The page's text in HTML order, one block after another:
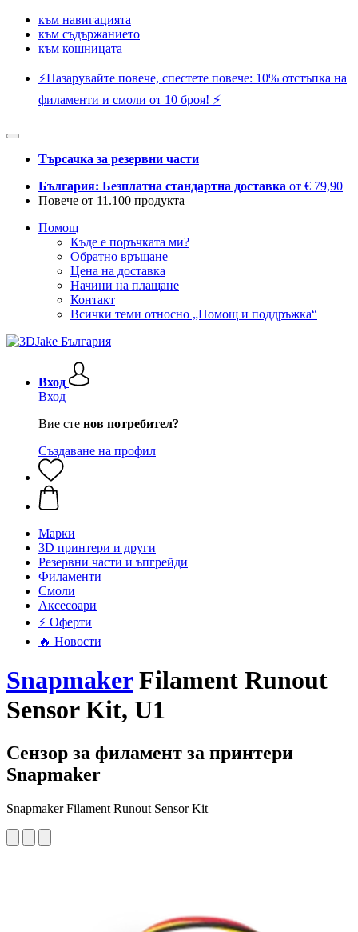
към навигацията
към съдържанието
към кошницата
⚡️Пазарувайте повече, спестете повече: 10% отстъпка на
филаменти и смоли от 10 броя! ⚡️
Търсачка за резервни части
България: Безплатна стандартна доставка от € 79,90
Повече от 11.100 продукта
Помощ
Къде е поръчката ми?
Обратно връщане
Цена на доставка
Начини на плащане
Контакт
Всички теми относно „Помощ и поддръжка“
Вход
Вход
Вие сте нов потребител?
Създаване на профил
Mарки
3D принтери и други
Резервни части и ъпгрейди
Филаменти
Смоли
Аксесоари
⚡ Оферти
🔥 Новости
SnapmakerFilament Runout
Sensor Kit, U1
Сензор за филамент за принтери
Snapmaker
Snapmaker Filament Runout Sensor Kit